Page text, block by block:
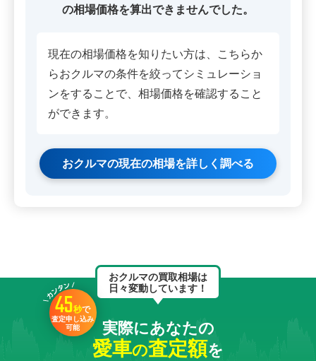
の相場価格を算出できませんでした。
現在の相場価格を知りたい方は、こちらか
らおクルマの条件を絞ってシミュレーショ
ンをすることで、相場価格を確認すること
ができます。
おクルマの現在の相場を詳しく調べる
おクルマの買取相場は
日々変動しています！
45秒で
査定申し込み
可能
実際にあなたの
愛車の査定額を